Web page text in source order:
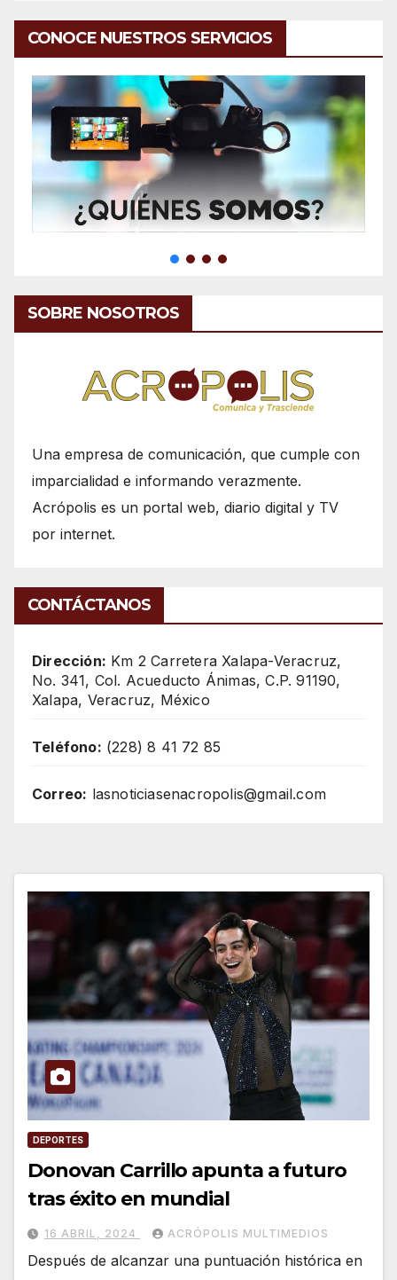
CONOCE NUESTROS SERVICIOS
SOBRE NOSOTROS
Una empresa de comunicación, que cumple con
imparcialidad e informando verazmente.
Acrópolis es un portal web, diario digital y TV
por internet.
CONTÁCTANOS
Dirección: Km 2 Carretera Xalapa-Veracruz,
No. 341, Col. Acueducto Ánimas, C.P. 91190,
Xalapa, Veracruz, México
Teléfono: (228) 8 41 72 85
Correo: lasnoticiasenacropolis@gmail.com
DEPORTES
Donovan Carrillo apunta a futuro
tras éxito en mundial
16 ABRIL, 2024 ACRÓPOLIS MULTIMEDIOS
Después de alcanzar una puntuación histórica en